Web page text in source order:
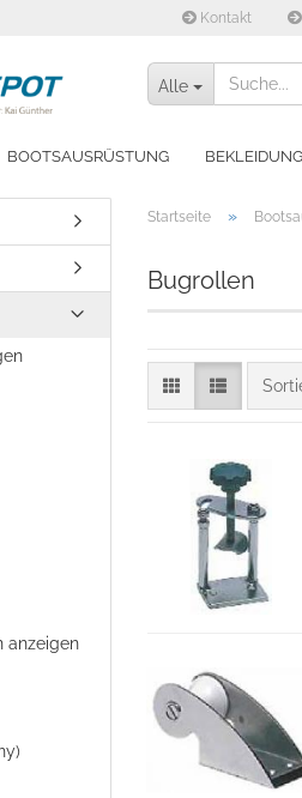
Kontakt
Alle
BOOTSAUSRÜSTUNG BEKLEIDUNG
Startseite »
Bugrollen
anzeigen